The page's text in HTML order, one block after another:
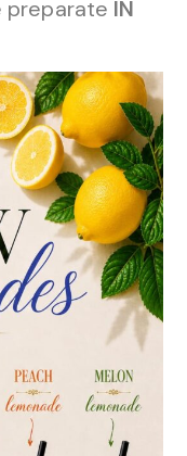
preparate IN